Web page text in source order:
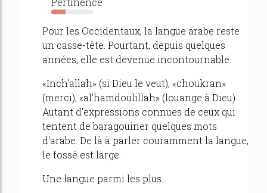
34%
Pour les Occidentaux, la langue arabe reste
un casse-tête. Pourtant, depuis quelques
années, elle est devenue incontournable.
«Inch'allah» (si Dieu le veut), «choukran»
(merci), «al'hamdoulillah» (louange à Dieu)...
Autant d'expressions connues de ceux qui
tentent de baragouiner quelques mots
d'arabe. De là à parler couramment la langue,
le fossé est large.
Une langue parmi les plus...